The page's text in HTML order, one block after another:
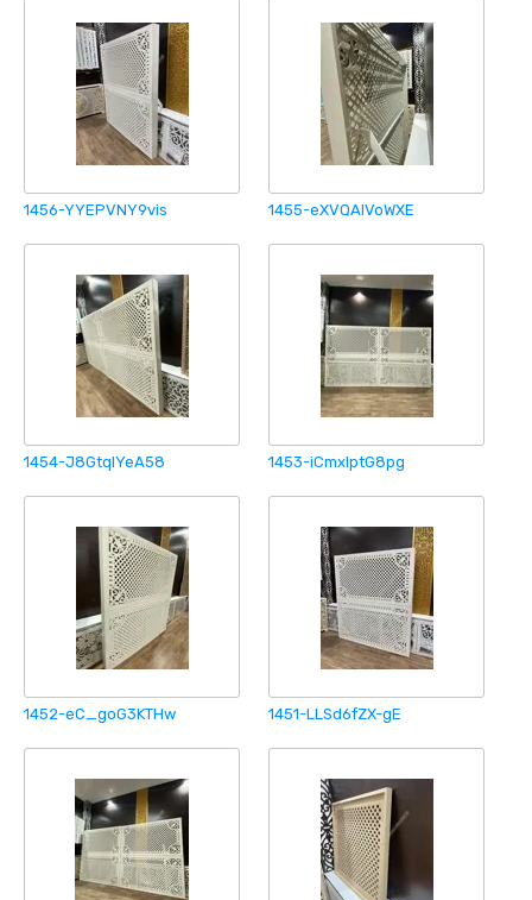
1456-YYEPVNY9vis 1455-eXVQAIVoWXE
1454-J8GtqIYeA58 1453-iCmxlptG8pg
1452-eC_goG3KTHw 1451-LLSd6fZX-gE